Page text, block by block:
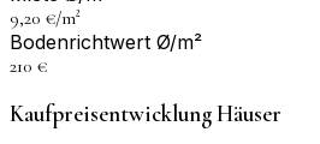
9,20 €/m²
Bodenrichtwert Ø/m²
210 €
Kaufpreisentwicklung Häuser